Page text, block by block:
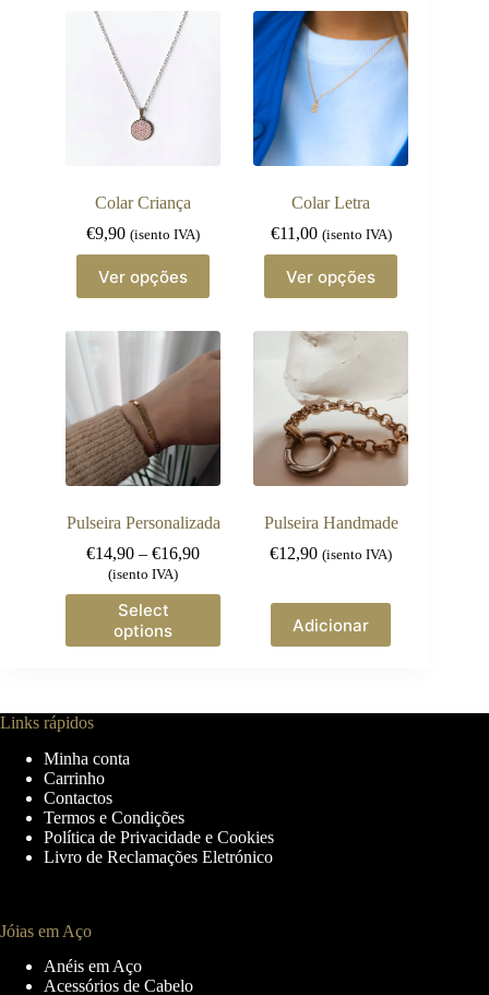
Colar Criança
€9,90 (isento IVA)
Ver opções
product
has
variants.
options
may
be
chosen
on
the
page
Colar Letra
€11,00 (isento IVA)
Ver opções
product
has
variants.
The
options
may
chosen
on
the
page
Pulseira Personalizada
€14,90 – €16,90Price
€14,90
(isento IVA)
Select
options
This
product
has
the
product
page
Pulseira Handmade
€12,90 (isento IVA)
Adicionar
Links rápidos
Minha conta
Carrinho
Contactos
Termos e Condições
Política de Privacidade e Cookies
Livro de Reclamações Eletrónico
Jóias em Aço
Anéis em Aço
Acessórios de Cabelo